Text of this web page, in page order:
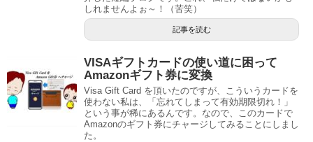
しれませんよぉ～！（苦笑）
記事を読む
VISAギフトカードの使い道に困って
Amazonギフト券に変換
Visa Gift Card を頂いたのですが、こういうカードを
使わない私は、「忘れてしまって有効期限切れ！」
という事が稀にあるんです。なので、このカードで
Amazonのギフト券にチャージしてみることにしまし
た。